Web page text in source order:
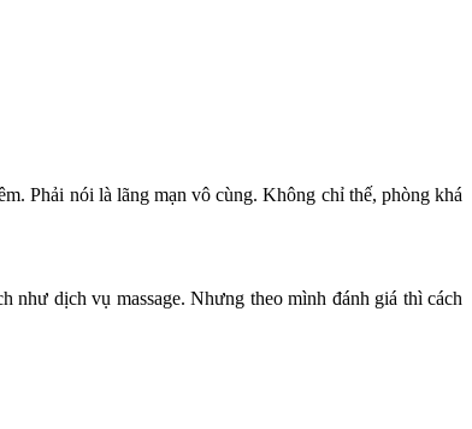
Phải nói là lãng mạn vô cùng. Không chỉ thế, phòng khá
như dịch vụ massage. Nhưng theo mình đánh giá thì cách